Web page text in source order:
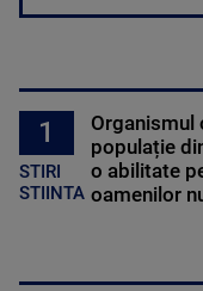
1
STIRI
STIINTA
Organismul
populație
o abilitate
oamenilor